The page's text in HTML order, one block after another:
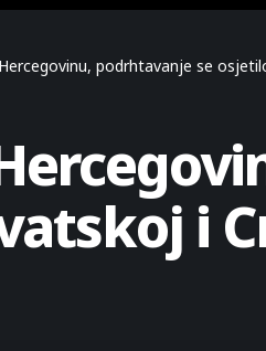
podrhtavanje se
i